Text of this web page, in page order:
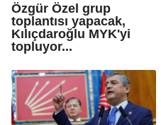
Özgür Özel grup
toplantısı yapacak,
Kılıçdaroğlu MYK'yi
topluyor...